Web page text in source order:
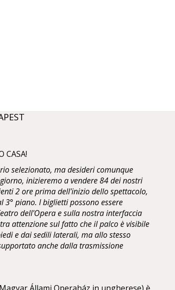
CASA!
selezionato, ma desideri comunque
inizieremo a vendere 84 dei nostri
2 ore prima dell'inizio dello spettacolo,
piano. I biglietti possono essere
dell'Opera e sulla nostra interfaccia
attenzione sul fatto che il palco è visibile
e dai sedili laterali, ma allo stesso
anche dalla trasmissione